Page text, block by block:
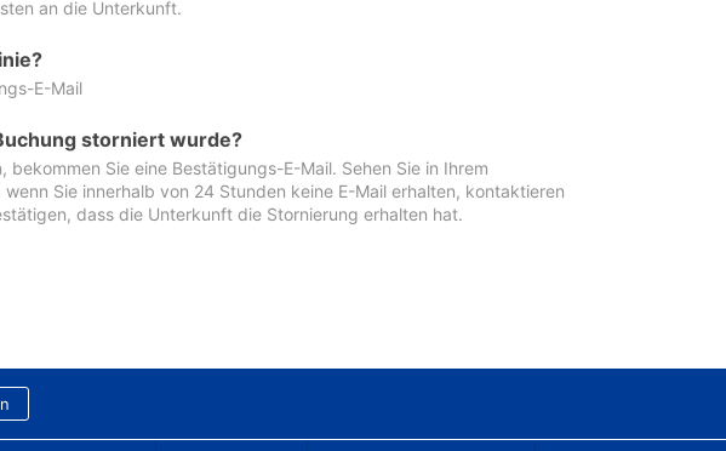
an die Unterkunft.
E-Mail
storniert wurde?
Sie eine Bestätigungs-E-Mail. Sehen Sie in Ihrem
Sie innerhalb von 24 Stunden keine E-Mail erhalten, kontaktieren
dass die Unterkunft die Stornierung erhalten hat.